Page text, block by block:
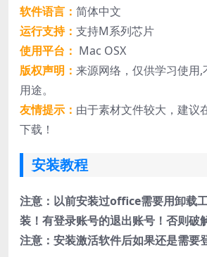
软件语言： 简体中文
运行支持： 支持M系列芯片
使用平台： Mac OSX
版权声明： 来源网络，仅供学习使用
用途。
友情提示： 由于素材文件较大，建议
下载！
安装教程
注意：以前安装过office需要用卸载
装！有登录账号的退出账号！否则破
注意：安装激活软件后如果还是需要